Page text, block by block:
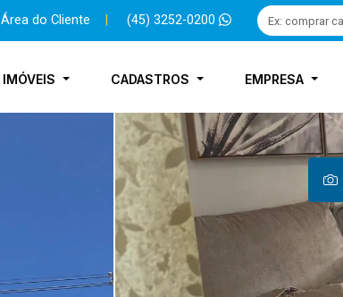
Área do Cliente (45) 3252-0200
IMÓVEIS CADASTROS EMPRESA